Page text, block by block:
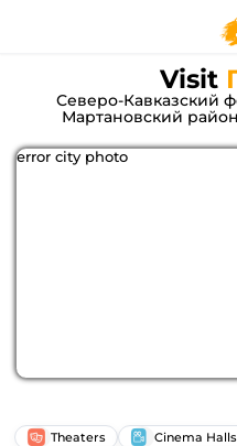
Visit
Северо-Кавказский
Мартановский
error city photo
Theaters Cinema Halls